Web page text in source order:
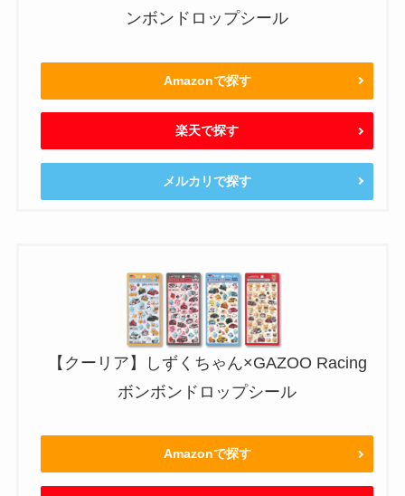
ンボンドロップシール
Amazonで探す
楽天で探す
メルカリで探す
【クーリア】しずくちゃん×GAZOO Racing
ボンボンドロップシール
Amazonで探す